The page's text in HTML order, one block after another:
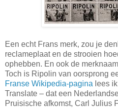
Een echt Frans merk, zou je
reclameplaat en de strooien
ophebben. En ook de
Toch is Ripolin van oorsprong
Franse Wikipedia-pagina lees
Translate – dat een
Pruisische afkomst, Carl Julius